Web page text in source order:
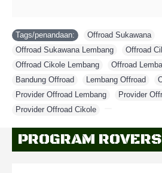
Tags/penandaan: Offroad Sukawana
Offroad Sukawana Lembang
Offroad
Offroad Cikole Lembang
Offroad
Bandung Offroad
Lembang Offroad
Provider Offroad Lembang
Provider
Provider Offroad Cikole
PROGRAM ROVERS